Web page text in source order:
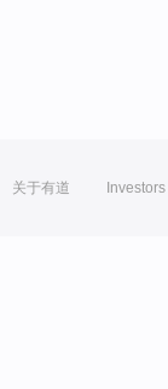
关于有道 Investors